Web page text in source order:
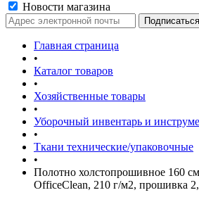
Новости магазина
Главная страница
•
Каталог товаров
•
Хозяйственные товары
•
Уборочный инвентарь и
•
Ткани технические/упаковочные
•
Полотно холстопрошивное 160
OfficeClean, 210 г/м2, прошивка